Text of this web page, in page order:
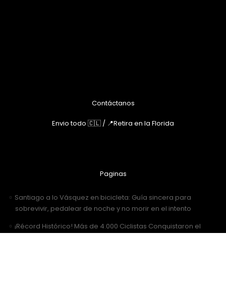
Contáctanos
Envio todo 🇨🇱 / 📍Retira en la Florida
Paginas
Santiago a lo Vásquez en bicicleta: Guía sincera para
sobrevivir, pedalear de noche y no morir en el intento
¡Récord Histórico! Más de 4.000 Ciclistas Conquistaron el